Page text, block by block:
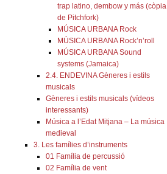
trap latino, dembow y más (còpia
de Pitchfork)
MÚSICA URBANA Rock
MÚSICA URBANA Rock’n’roll
MÚSICA URBANA Sound
systems (Jamaica)
2.4. ENDEVINA Gèneres i estils
musicals
Gèneres i estils musicals (vídeos
interessants)
Música a l’Edat Mitjana – La música
medieval
3. Les famílies d’instruments
01 Família de percussió
02 Família de vent